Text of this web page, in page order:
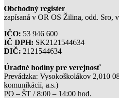
Obchodný register
zapísaná v OR OS Žilina, odd. Sro,
IČO: 53 946 600
IČ DPH: SK2121544634
DIČ: 2121544634
Úradné hodiny pre verejnosť
Prevádzka: Vysokoškolákov 2,010
komunikácií, a.s.)
PO – ŠT / 8:00 – 14:00 hod.